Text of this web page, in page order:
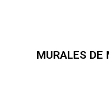
MURALES DE